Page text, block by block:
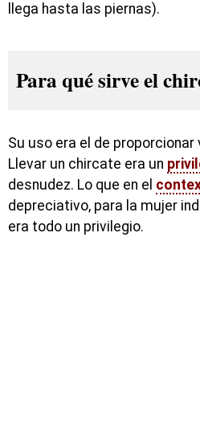
llega hasta las piernas).
Para qué sirve el
Su uso era el de proporcionar
Llevar un chircate era un
desnudez. Lo que en el
depreciativo, para la mujer
era todo un privilegio.